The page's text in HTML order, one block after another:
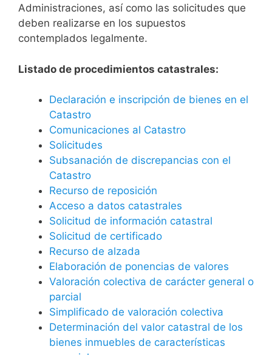
Administraciones, así como las solicitudes que
deben realizarse en los supuestos
contemplados legalmente.
Listado de procedimientos catastrales:
Declaración e inscripción de bienes en el
Catastro
Comunicaciones al Catastro
Solicitudes
Subsanación de discrepancias con el
Catastro
Recurso de reposición
Acceso a datos catastrales
Solicitud de información catastral
Solicitud de certificado
Recurso de alzada
Elaboración de ponencias de valores
Valoración colectiva de carácter general o
parcial
Simplificado de valoración colectiva
Determinación del valor catastral de los
bienes inmuebles de características